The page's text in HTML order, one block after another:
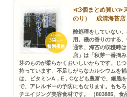
≪3個まとめ買い≫
のり） 成清海苔店
酸処理をしていない
用。磯の香りのする
通常、海苔の収穫時
店」は「秋芽一番摘
芽のものが柔らかくおいしいからです。じ
持っています。不足しがちなカルシウムを
は、ビタミンA，E，Cなども豊富で、細胞
で、アレルギーの予防にもなります。もち
チエイジング美容食材です。 （803885、食